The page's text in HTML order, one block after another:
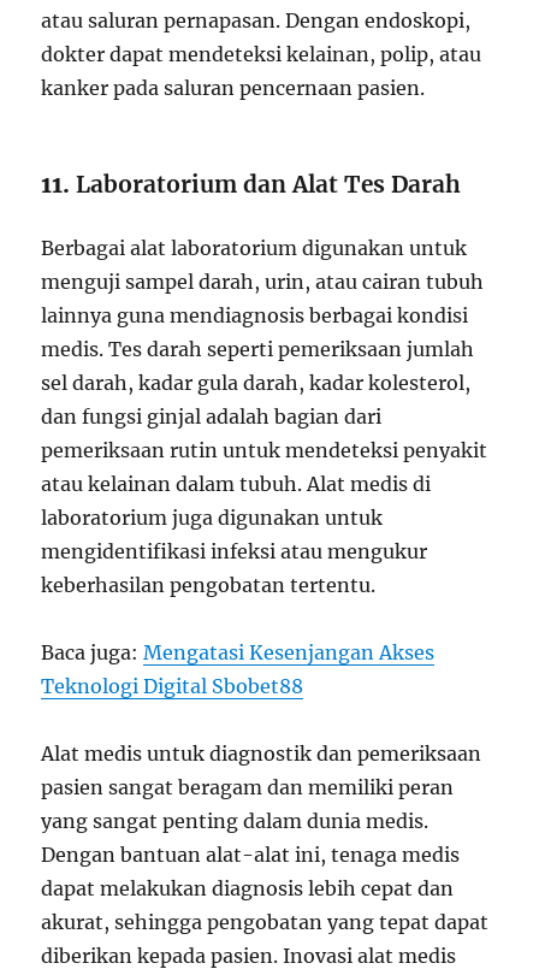
atau saluran pernapasan. Dengan endoskopi,
dokter dapat mendeteksi kelainan, polip, atau
kanker pada saluran pencernaan pasien.
11.Laboratorium dan Alat Tes Darah
Berbagai alat laboratorium digunakan untuk
menguji sampel darah, urin, atau cairan tubuh
lainnya guna mendiagnosis berbagai kondisi
medis. Tes darah seperti pemeriksaan jumlah
sel darah, kadar gula darah, kadar kolesterol,
dan fungsi ginjal adalah bagian dari
pemeriksaan rutin untuk mendeteksi penyakit
atau kelainan dalam tubuh. Alat medis di
laboratorium juga digunakan untuk
mengidentifikasi infeksi atau mengukur
keberhasilan pengobatan tertentu.
Baca juga:Mengatasi Kesenjangan Akses
Teknologi Digital Sbobet88
Alat medis untuk diagnostik dan pemeriksaan
pasien sangat beragam dan memiliki peran
yang sangat penting dalam dunia medis.
Dengan bantuan alat-alat ini, tenaga medis
dapat melakukan diagnosis lebih cepat dan
akurat, sehingga pengobatan yang tepat dapat
diberikan kepada pasien. Inovasi alat medis